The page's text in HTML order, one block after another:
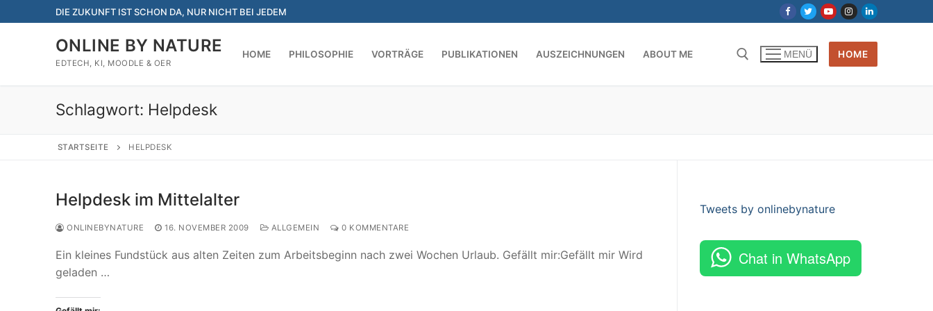
Inhalt
DIE ZUKUNFT IST SCHON DA, NUR NICHT BEI JEDEM
ONLINE BY NATURE
EDTECH, KI, MOODLE & OER
HOME PHILOSOPHIE VORTRÄGE PUBLIKATIONEN AUSZEICHNUNGEN ABOUT ME MENÜ HOME
Schlagwort: Helpdesk
STARTSEITE HELPDESK
Helpdesk im Mittelalter
ONLINEBYNATURE 16. NOVEMBER 2009 ALLGEMEIN 0 KOMMENTARE
Ein kleines Fundstück aus alten Zeiten zum Arbeitsbeginn nach zwei Wochen Urlaub. Gefällt mir:Gefällt mir Wird
geladen …
Tweets by onlinebynature
Chat in WhatsApp